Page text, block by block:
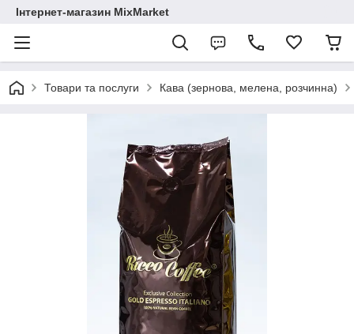
Інтернет-магазин MixMarket
Товари та послуги Кава (зернова, мелена, розчинна)